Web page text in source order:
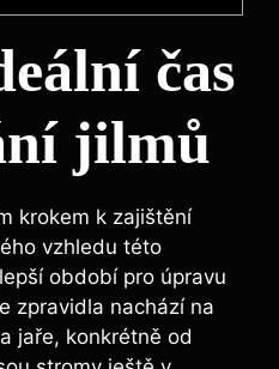
čas
jilmů
krokem k zajištění
vzhledu této
období pro úpravu
zpravidla nachází na
jaře, konkrétně od